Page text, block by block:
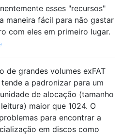
esses "recursos"
maneira fácil para não gastar
com eles em primeiro lugar.
de grandes volumes exFAT
a padronizar para um
de alocação (tamanho
maior que 1024. O
para encontrar a
em discos como